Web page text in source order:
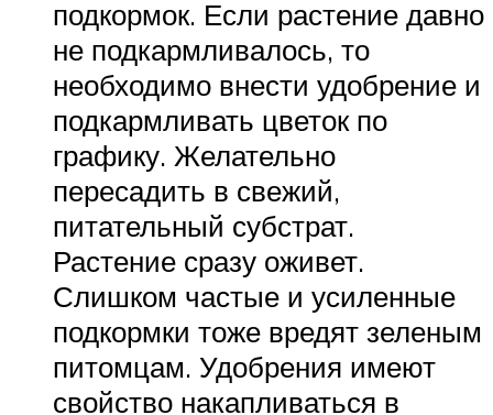
подкормок. Если растение давно
не подкармливалось, то
необходимо внести удобрение и
подкармливать цветок по
графику. Желательно
пересадить в свежий,
питательный субстрат.
Растение сразу оживет.
Слишком частые и усиленные
подкормки тоже вредят зеленым
питомцам. Удобрения имеют
свойство накапливаться в